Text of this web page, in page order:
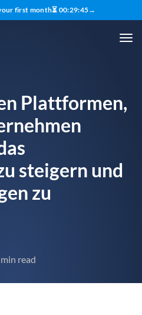
first month⏳ 00:29:43→
Plattformen,
steigern und
zu
read